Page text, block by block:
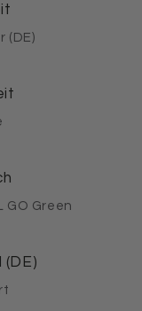
(DE)
GO Green
(DE)